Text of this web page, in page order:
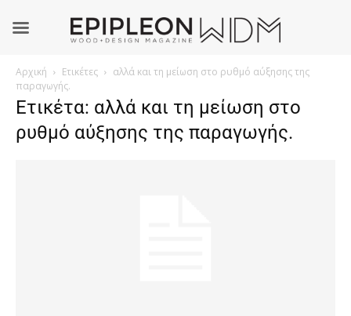
Αρχική Ετικέτες
αλλά και τη μείωση στο ρυθμό αύξησης της
παραγωγής.
Ετικέτα: αλλά και τη μείωση στο
ρυθμό αύξησης της παραγωγής.